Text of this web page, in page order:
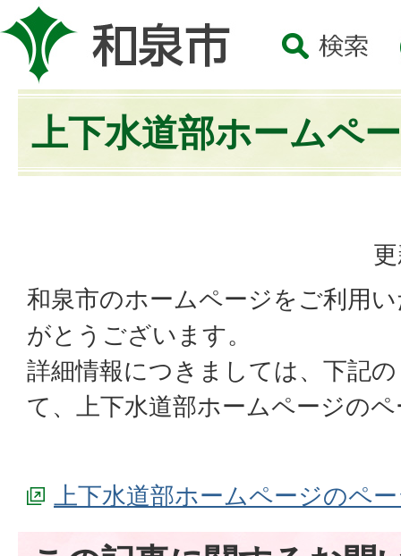
上下水道部ホームペ
和泉市のホームページをご利用
がとうございます。
詳細情報につきましては、下記
て、上下水道部ホームページの
上下水道部ホームページのペ